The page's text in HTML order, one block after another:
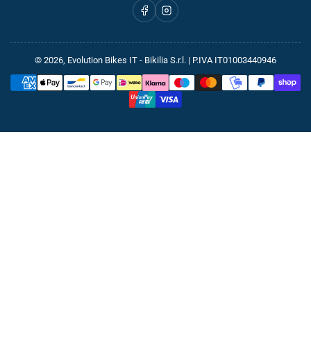
FacebookInstagram
© 2026, Evolution Bikes IT - Bikilia S.r.l. | P.IVA IT01003440946
Metodi
di
pagamento